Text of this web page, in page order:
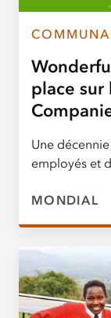
place sur
Une
employés et
MONDIAL